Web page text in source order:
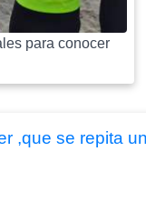
para conocer
,que se repita